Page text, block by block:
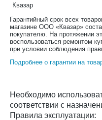
Квазар
Гарантийный срок всех
магазине ООО «Квазар»
покупателю. На протяжении
воспользоваться ремонтом
при условии соблюдения
Подробнее о гарантии на
Необходимо
соответствии с
Правила эксплуатации: